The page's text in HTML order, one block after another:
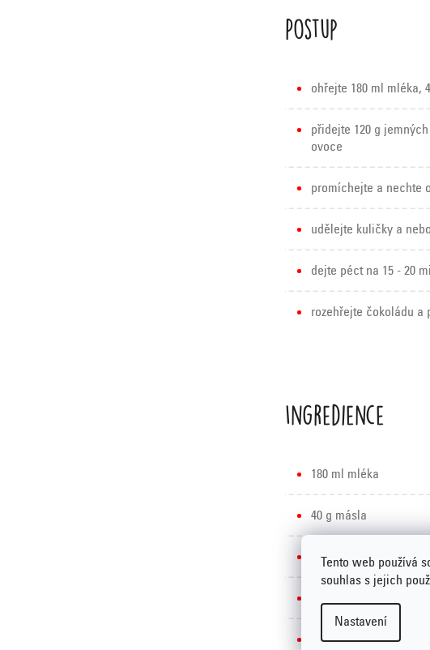
Tento web používá
souhlas s jejich
Nastavení
Postup
ohřejte 180 ml mléka,
přidejte 120 g
ovoce
promíchejte a nechte
udělejte kuličky a
dejte péct na 15 - 20
rozehřejte čokoládu a
Ingredience
180 ml mléka
40 g másla
40 g medu
75 g nasekaných ořechů